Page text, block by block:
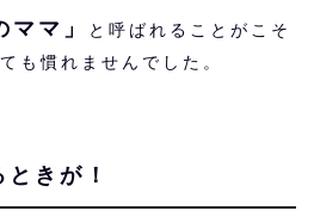
ママ」
と呼ばれることがこそ
も慣れませんでした。
きが！